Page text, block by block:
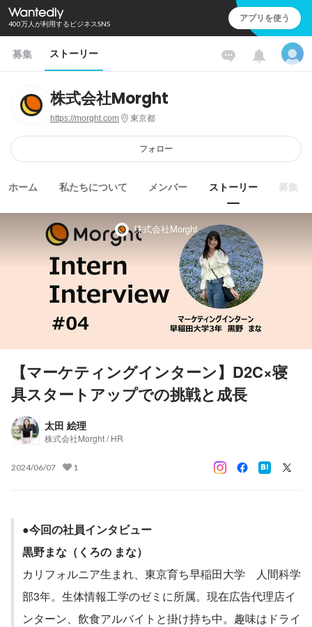
400万人が利用するビジネスSNS アプリを使う
募集 ストーリー
株式会社Morght
https://morght.com 東京都
フォロー
ホーム 私たちについて メンバー ストーリー 募集
株式会社Morght
【マーケティングインターン】D2C×寝
具スタートアップでの挑戦と成長
太田 絵理
株式会社Morght / HR
2024/06/07 1
●今回の社員インタビュー
黒野まな（くろの まな）
カリフォルニア生まれ、東京育ち早稲田大学　人間科学
部3年。生体情報工学のゼミに所属。現在広告代理店イ
ンターン、飲食アルバイトと掛け持ち中。趣味はドライ